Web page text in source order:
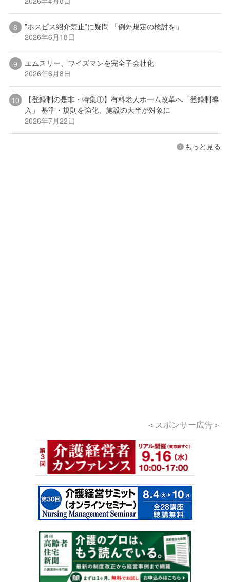
”ホスピス紹介禁止”に疑問 「例外規定の検討を」
2026年6月18日
エムスリー、ワイズマンを完全子会社化
2026年6月8日
【登録制の是非・特集①】有料老人ホーム改革へ「登録制導
入」 基準・規則を強化、施設の大半が対象に
2026年7月22日
もっと見る
＜スポンサー広告＞